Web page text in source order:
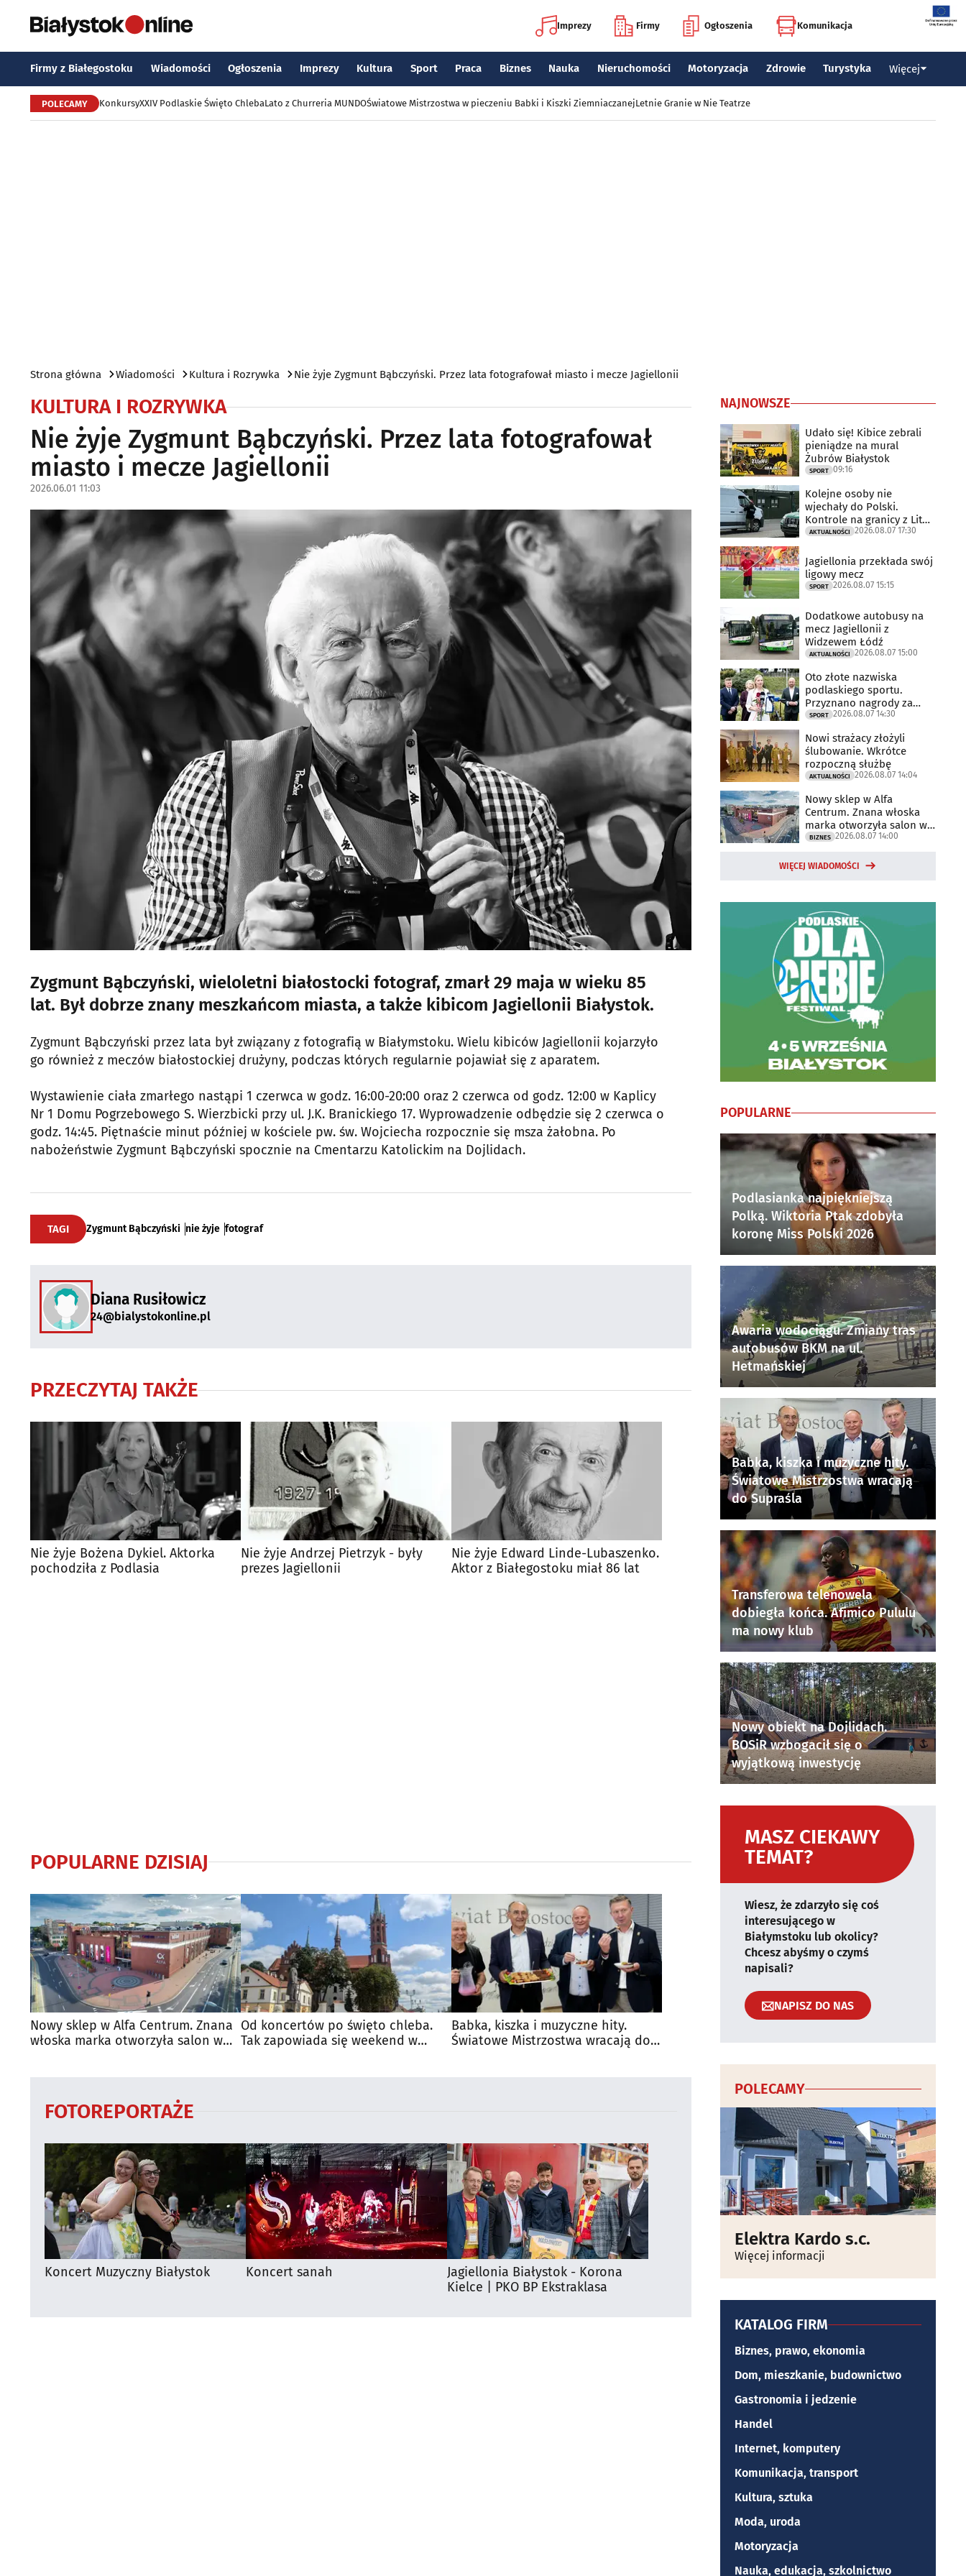
Imprezy Firmy Ogłoszenia Komunikacja
Firmy z Białegostoku Wiadomości Ogłoszenia Imprezy Kultura Sport Praca Biznes Nauka Nieruchomości Motoryzacja Zdrowie Turystyka Więcej
POLECAMY KonkursyXXIV Podlaskie Święto ChlebaLato z Churreria MUNDOŚwiatowe Mistrzostwa w pieczeniu Babki i Kiszki ZiemniaczanejLetnie Granie w Nie Teatrze
Strona główna Wiadomości Kultura i Rozrywka Nie żyje Zygmunt Bąbczyński. Przez lata fotografował miasto i mecze Jagiellonii
KULTURA I ROZRYWKA
Nie żyje Zygmunt Bąbczyński. Przez lata fotografował
miasto i mecze Jagiellonii
2026.06.01 11:03
Zygmunt Bąbczyński, wieloletni białostocki fotograf, zmarł 29 maja w wieku 85
lat. Był dobrze znany meszkańcom miasta, a także kibicom Jagiellonii Białystok.
Zygmunt Bąbczyński przez lata był związany z fotografią w Białymstoku. Wielu kibiców Jagiellonii kojarzyło
go również z meczów białostockiej drużyny, podczas których regularnie pojawiał się z aparatem.
Wystawienie ciała zmarłego nastąpi 1 czerwca w godz. 16:00-20:00 oraz 2 czerwca od godz. 12:00 w Kaplicy
Nr 1 Domu Pogrzebowego S. Wierzbicki przy ul. J.K. Branickiego 17. Wyprowadzenie odbędzie się 2 czerwca o
godz. 14:45. Piętnaście minut później w kościele pw. św. Wojciecha rozpocznie się msza żałobna. Po
nabożeństwie Zygmunt Bąbczyński spocznie na Cmentarzu Katolickim na Dojlidach.
TAGI Zygmunt Bąbczyński nie żyje fotograf
Diana Rusiłowicz
24@bialystokonline.pl
PRZECZYTAJ TAKŻE
Nie żyje Bożena Dykiel. Aktorka
pochodziła z Podlasia
Nie żyje Andrzej Pietrzyk - były
prezes Jagiellonii
Nie żyje Edward Linde-Lubaszenko.
Aktor z Białegostoku miał 86 lat
POPULARNE DZISIAJ
Nowy sklep w Alfa Centrum. Znana
włoska marka otworzyła salon w
Od koncertów po święto chleba.
Tak zapowiada się weekend w
Babka, kiszka i muzyczne hity.
Światowe Mistrzostwa wracają do
FOTOREPORTAŻE
Koncert Muzyczny Białystok Koncert sanah
Jagiellonia Białystok - Korona
Kielce | PKO BP Ekstraklasa
NAJNOWSZE
Udało się! Kibice zebrali
pieniądze na mural
Żubrów Białystok
SPORT 09:16
Kolejne osoby nie
wjechały do Polski.
Kontrole na granicy z Litwą
trwają
AKTUALNOŚCI 2026.08.07 17:30
Jagiellonia przekłada swój
ligowy mecz
SPORT 2026.08.07 15:15
Dodatkowe autobusy na
mecz Jagiellonii z
Widzewem Łódź
AKTUALNOŚCI 2026.08.07 15:00
Oto złote nazwiska
podlaskiego sportu.
Przyznano nagrody za
2025 rok
SPORT 2026.08.07 14:30
Nowi strażacy złożyli
ślubowanie. Wkrótce
rozpoczną służbę
AKTUALNOŚCI 2026.08.07 14:04
Nowy sklep w Alfa
Centrum. Znana włoska
marka otworzyła salon w
Białymstoku
BIZNES 2026.08.07 14:00
WIĘCEJ WIADOMOŚCI
POPULARNE
Podlasianka najpiękniejszą
Polką. Wiktoria Ptak zdobyła
koronę Miss Polski 2026
Awaria wodociągu. Zmiany tras
autobusów BKM na ul.
Hetmańskiej
Babka, kiszka i muzyczne hity.
Światowe Mistrzostwa wracają
do Supraśla
Transferowa telenowela
dobiegła końca. Afimico Pululu
ma nowy klub
Nowy obiekt na Dojlidach.
BOSiR wzbogacił się o
wyjątkową inwestycję
MASZ CIEKAWY
TEMAT?
Wiesz, że zdarzyło się coś
interesującego w
Białymstoku lub okolicy?
Chcesz abyśmy o czymś
napisali?
NAPISZ DO NAS
POLECAMY
Elektra Kardo s.c.
Więcej informacji
KATALOG FIRM
Biznes, prawo, ekonomia
Dom, mieszkanie, budownictwo
Gastronomia i jedzenie
Handel
Internet, komputery
Komunikacja, transport
Kultura, sztuka
Moda, uroda
Motoryzacja
Nauka, edukacja, szkolnictwo